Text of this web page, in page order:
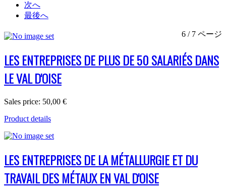
次へ
最後へ
6 / 7 ページ
LES ENTREPRISES DE PLUS DE 50 SALARIÉS DANS
LE VAL D'OISE
Sales price: 50,00 €
Product details
LES ENTREPRISES DE LA MÉTALLURGIE ET DU
TRAVAIL DES MÉTAUX EN VAL D'OISE